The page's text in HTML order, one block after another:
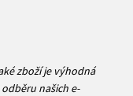
zboží je výhodná
našich e-